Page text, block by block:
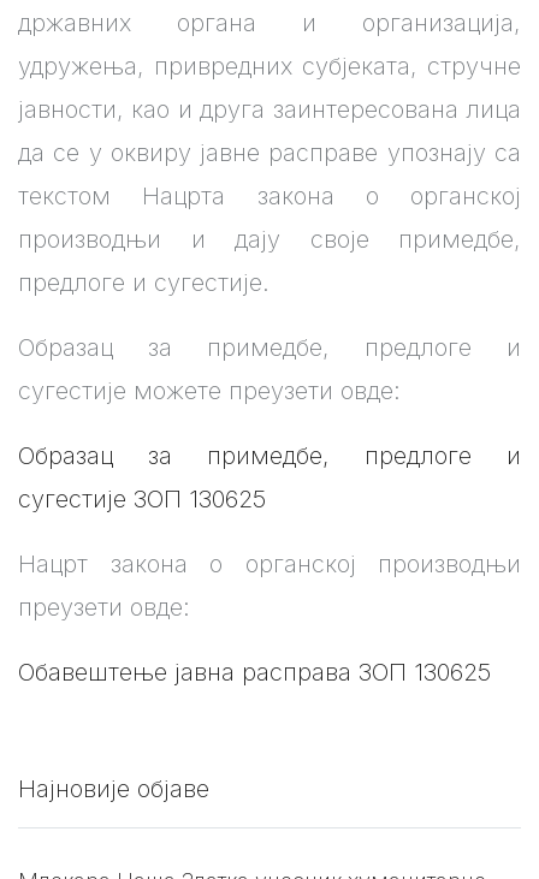
државних органа и организација,
удружења, привредних субјеката, стручне
јавности, као и друга заинтересована лица
да се у оквиру јавне расправе упознају са
текстом Нацрта закона о органској
производњи и дају своје примедбе,
предлоге и сугестије.
Образац за примедбе, предлоге и
сугестије можете преузети овде:
Образац за примедбе, предлоге и
сугестије ЗОП 130625
Нацрт закона о органској производњи
преузети овде:
Обавештење јавна расправа ЗОП 130625
Најновије објаве